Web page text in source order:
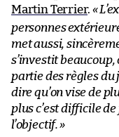
Martin Terrier.«
personnes
met aussi,
s’investit
partie des règles du
dire qu’on vise de
plus c’est difficile
l’objectif.»